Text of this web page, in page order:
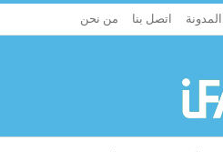
المدونة اتصل بنا من نحن